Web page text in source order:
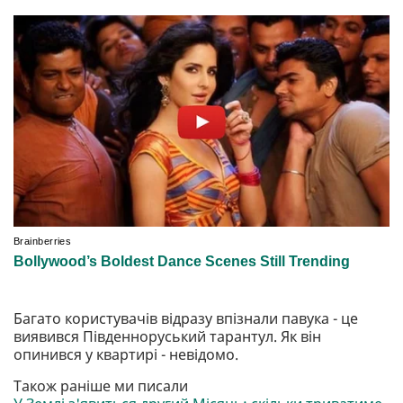
Багато користувачів відразу впізнали павука - це
виявився Південноруський тарантул. Як вiн
опинився у квартирі - невідомо.
Також раніше ми писали